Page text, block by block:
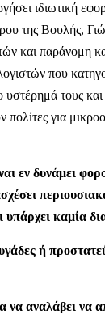
ιδιωτική
της Βουλής,
και παράνομη
που
τους και
για
εν δυνάμει
υπάρχει καμία
ή
να αναλάβει